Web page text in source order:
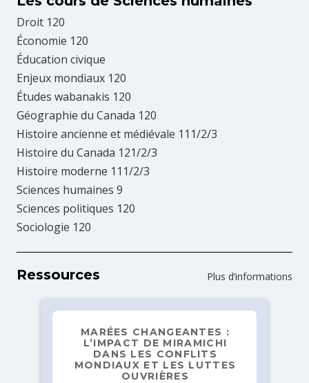
Droit 120
Économie 120
Éducation civique
Enjeux mondiaux 120
Études wabanakis 120
Géographie du Canada 120
Histoire ancienne et médiévale 111/2/3
Histoire du Canada 121/2/3
Histoire moderne 111/2/3
Sciences humaines 9
Sciences politiques 120
Sociologie 120
Ressources Plus d’informations
MARÉES CHANGEANTES :
L’IMPACT DE MIRAMICHI
DANS LES CONFLITS
MONDIAUX ET LES LUTTES
OUVRIÈRES